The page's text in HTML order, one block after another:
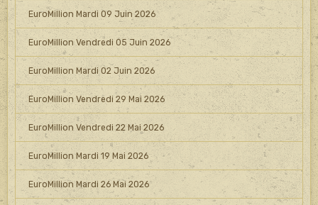
EuroMillion Mardi 09 Juin 2026
EuroMillion Vendredi 05 Juin 2026
EuroMillion Mardi 02 Juin 2026
EuroMillion Vendredi 29 Mai 2026
EuroMillion Vendredi 22 Mai 2026
EuroMillion Mardi 19 Mai 2026
EuroMillion Mardi 26 Mai 2026